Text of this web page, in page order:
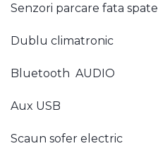
Senzori parcare fata spate
Dublu climatronic
Bluetooth AUDIO
Aux USB
Scaun sofer electric